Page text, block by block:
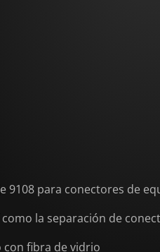
9108 para conectores de
la separación de
con fibra de vidrio